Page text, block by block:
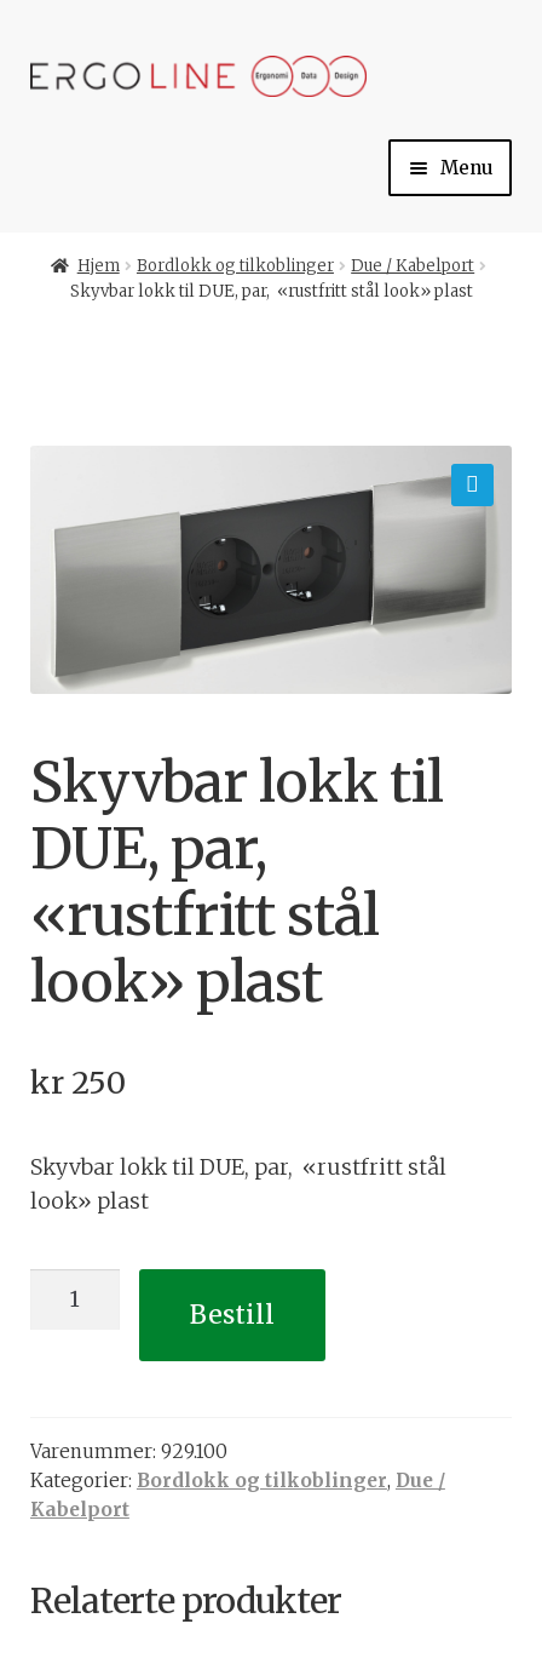
Skip
Skip
Menu
Til kassen
Hjem Bordlokk og tilkoblinger
Due / Kabelport
Skyvbar lokk til DUE, par, «rustfritt stål look» plast
🔍
Skyvbar lokk til
DUE, par,
«rustfritt stål
look» plast
kr250
Skyvbar lokk til DUE, par, «rustfritt stål
look» plast
Skyvbar
"rustfritt
stål
look"
antall
Bestill
Varenummer: 929.100
Kategorier: Bordlokk og tilkoblinger, Due /
Kabelport
Relaterte produkter